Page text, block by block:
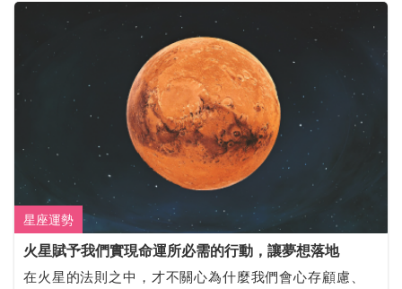
星座運勢
火星賦予我們實現命運所必需的行動，讓夢想落地
在火星的法則之中，才不關心為什麼我們會心存顧慮、